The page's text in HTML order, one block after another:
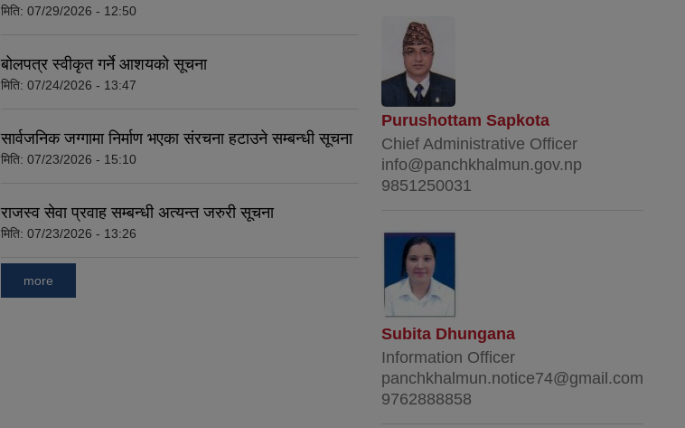
मिति: 07/29/2026 - 12:50
बोलपत्र स्वीकृत गर्ने आशयको सूचना
मिति: 07/24/2026 - 13:47
सार्वजनिक जग्गामा निर्माण भएका संरचना हटाउने सम्बन्धी सूचना
मिति: 07/23/2026 - 15:10
राजस्व सेवा प्रवाह सम्बन्धी अत्यन्त जरुरी सूचना
मिति: 07/23/2026 - 13:26
more
Purushottam Sapkota
Chief Administrative Officer
info@panchkhalmun.gov.np
9851250031
Subita Dhungana
Information Officer
panchkhalmun.notice74@gmail.com
9762888858